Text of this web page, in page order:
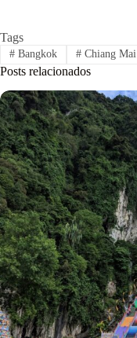
Tags
#Bangkok #Chiang Mai
Posts relacionados